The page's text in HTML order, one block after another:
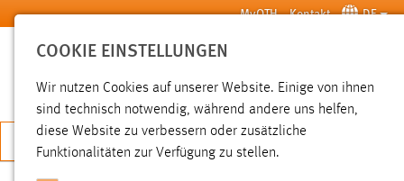
Zum Hauptinhalt springen MyOTH Kontakt DE
SUCHE
JETZT BEWERBEN
COOKIE EINSTELLUNGEN
Wir nutzen Cookies auf unserer Website. Einige von ihnen
sind technisch notwendig, während andere uns helfen,
diese Website zu verbessern oder zusätzliche
Funktionalitäten zur Verfügung zu stellen.